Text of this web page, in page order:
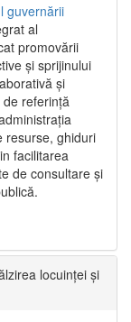
guvernării
al
promovării
și sprijinului
și
referință
resurse, ghiduri
facilitarea
de consultare și
locuinței și